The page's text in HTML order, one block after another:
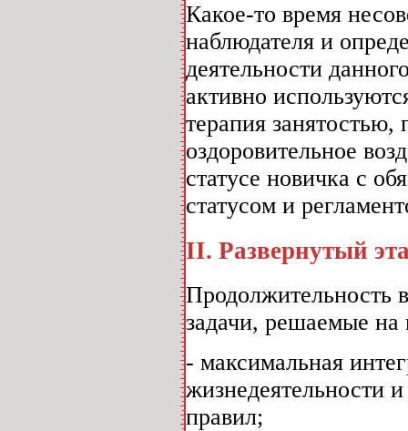
Какое-то время
наблюдателя и
деятельности
активно
терапия занятостью,
оздоровительное
статусе новичка с
статусом и
II. Развернутый
Продолжительность
задачи, решаемые на
- максимальная
жизнедеятельности
правил;